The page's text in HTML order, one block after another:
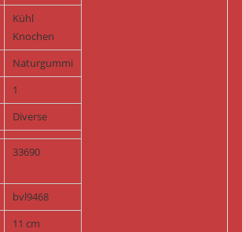
Kühl
Knochen
Naturgummi
1
Diverse
33690
bvl9468
11 cm